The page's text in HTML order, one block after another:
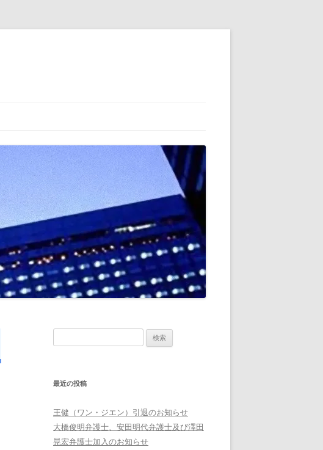
最近の投稿
王健（ワン・ジエン）引退のお知らせ
大橋俊明弁護士、安田明代弁護士及び澤田
晃宏弁護士加入のお知らせ